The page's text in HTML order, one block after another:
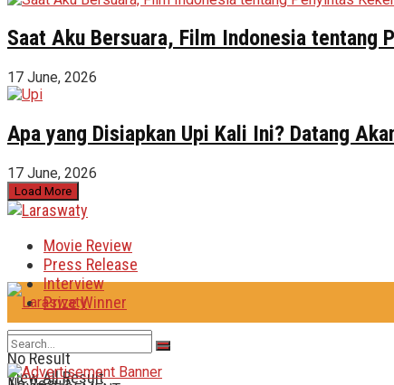
Saat Aku Bersuara, Film Indonesia tentang
17 June, 2026
Apa yang Disiapkan Upi Kali Ini? Datang
17 June, 2026
Load More
Movie Review
Press Release
Interview
Prize Winner
No Result
View All Result